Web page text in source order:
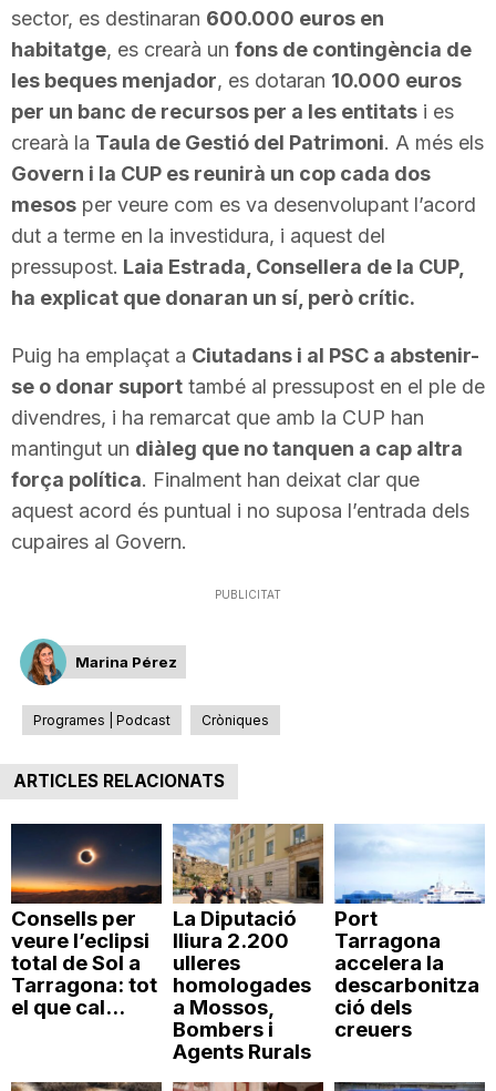
o
sector, es destinaran 600.000 euros en
habitatge, es crearà un fons de contingència de
les beques menjador, es dotaran 10.000 euros
per un banc de recursos per a les entitats i es
crearà la Taula de Gestió del Patrimoni. A més els
Govern i la CUP es reunirà un cop cada dos
mesos per veure com es va desenvolupant l’acord
dut a terme en la investidura, i aquest del
pressupost. Laia Estrada, Consellera de la CUP,
ha explicat que donaran un sí, però crític.
Puig ha emplaçat a Ciutadans i al PSC a abstenir-
se o donar suport també al pressupost en el ple de
divendres, i ha remarcat que amb la CUP han
mantingut un diàleg que no tanquen a cap altra
força política. Finalment han deixat clar que
aquest acord és puntual i no suposa l’entrada dels
cupaires al Govern.
PUBLICITAT
Marina Pérez
Programes | Podcast Cròniques
ARTICLES RELACIONATS
Consells per
veure l’eclipsi
total de Sol a
Tarragona: tot
el que cal...
La Diputació
lliura 2.200
ulleres
homologades
a Mossos,
Bombers i
Agents Rurals
Port
Tarragona
accelera la
descarbonitza
ció dels
creuers